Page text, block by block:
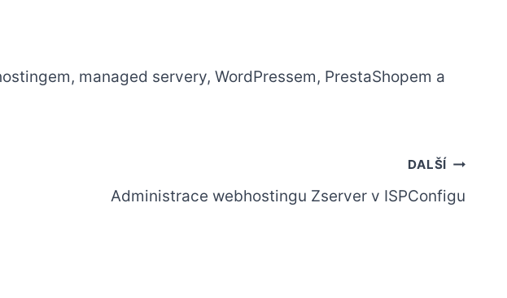
managed servery, WordPressem, PrestaShopem a
DALŠÍ
Administrace webhostingu Zserver v ISPConfigu